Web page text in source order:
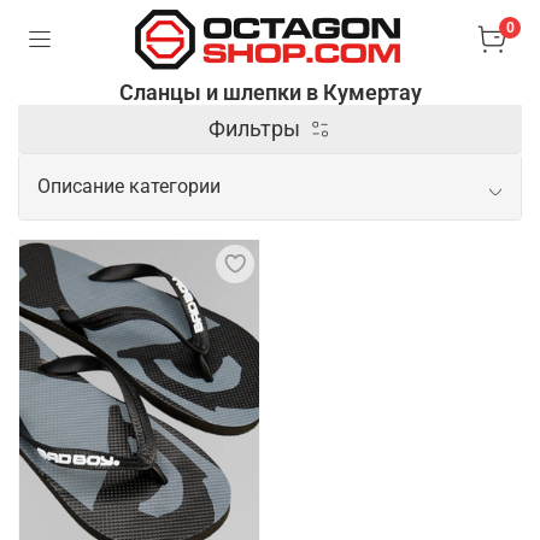
0
Сланцы и шлепки в Кумертау
Фильтры
Описание категории
Практичные сланцы и шлепки на
каждый день
Спортивные шлепки – это удобная и практичная
обувь, предназначенная для активного отдыха,
тренировок и повседневного ношения в теплое
время года. Они изготавливаются из легких и
водостойких материалов (резина, EVA или
синтетический каучук), обеспечивают комфорт и
защиту стопы при контакте с водой или влажными
поверхностями. Сланцы – это разновидность